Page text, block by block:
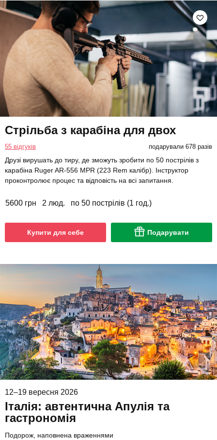
Стрільба з карабіна для двох
55 відгуків подарували 678 разів
Друзі вирушать до тиру, де зможуть зробити по 50 пострілів з
карабіна Ruger AR-556 MPR (223 Rem калібр). Інструктор
проконтролює процес та відповість на всі запитання.
5600 грн 2 люд. по 50 пострілів (1 год.)
Купити для себе Подарувати
12–19 вересня 2026
Італія: автентична Апулія та
гастрономія
Подорож, наповнена враженнями